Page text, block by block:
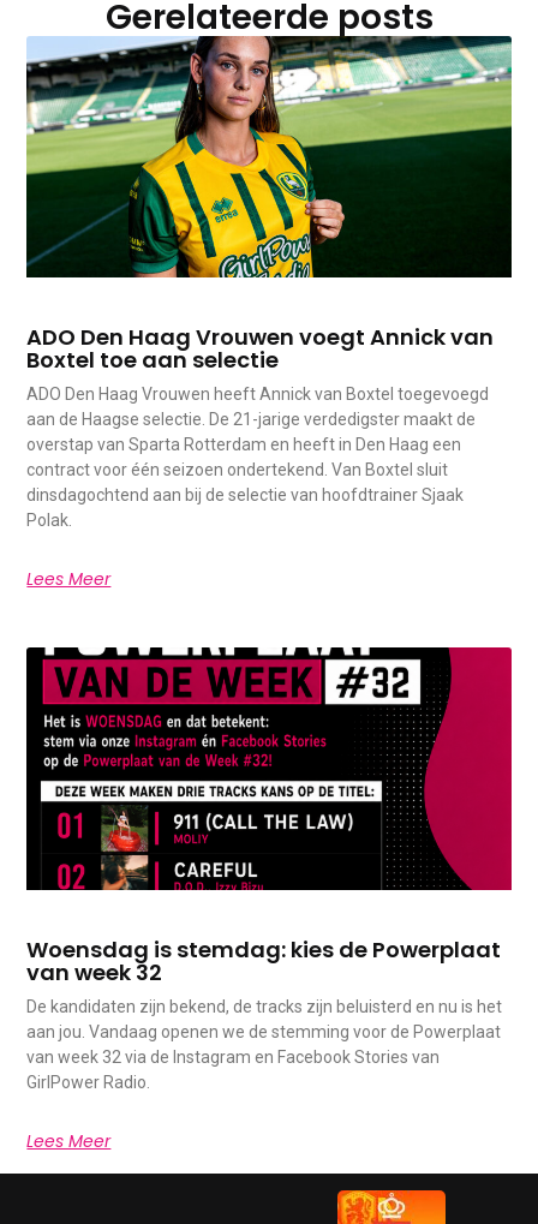
Gerelateerde posts
ADO Den Haag Vrouwen voegt Annick van
Boxtel toe aan selectie
ADO Den Haag Vrouwen heeft Annick van Boxtel toegevoegd
aan de Haagse selectie. De 21-jarige verdedigster maakt de
overstap van Sparta Rotterdam en heeft in Den Haag een
contract voor één seizoen ondertekend. Van Boxtel sluit
dinsdagochtend aan bij de selectie van hoofdtrainer Sjaak
Polak.
Lees Meer
Woensdag is stemdag: kies de Powerplaat
van week 32
De kandidaten zijn bekend, de tracks zijn beluisterd en nu is het
aan jou. Vandaag openen we de stemming voor de Powerplaat
van week 32 via de Instagram en Facebook Stories van
GirlPower Radio.
Lees Meer